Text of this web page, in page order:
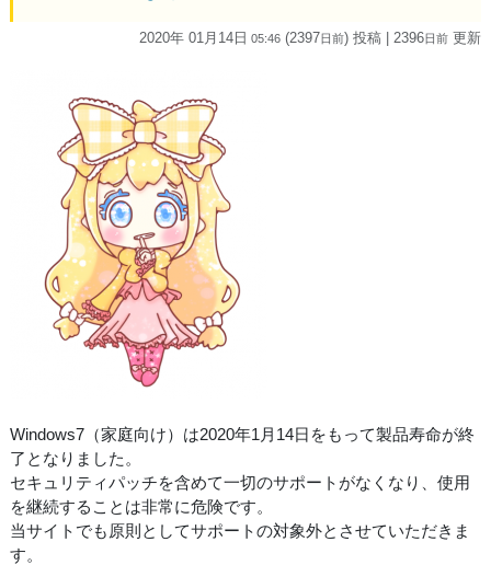
2020年 01月14日 05:46 (2397日前) 投稿 | 2396日前 更新
Windows7（家庭向け）は2020年1月14日をもって製品寿命が終
了となりました。
セキュリティパッチを含めて一切のサポートがなくなり、使用
を継続することは非常に危険です。
当サイトでも原則としてサポートの対象外とさせていただきま
す。